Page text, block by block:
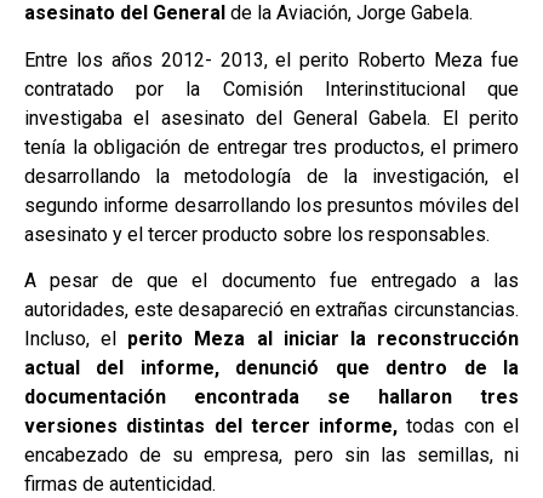
asesinato del General de la Aviación, Jorge Gabela.
Entre los años 2012- 2013, el perito Roberto Meza fue
contratado por la Comisión Interinstitucional que
investigaba el asesinato del General Gabela. El perito
tenía la obligación de entregar tres productos, el primero
desarrollando la metodología de la investigación, el
segundo informe desarrollando los presuntos móviles del
asesinato y el tercer producto sobre los responsables.
A pesar de que el documento fue entregado a las
autoridades, este desapareció en extrañas circunstancias.
Incluso, el perito Meza al iniciar la reconstrucción
actual del informe, denunció que dentro de la
documentación encontrada se hallaron tres
versiones distintas del tercer informe, todas con el
encabezado de su empresa, pero sin las semillas, ni
firmas de autenticidad.